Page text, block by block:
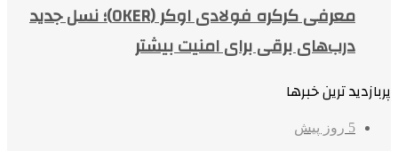
معرفی کرکره فولادی اوکر (OKER)؛ نسل جدید
درب‌های برقی برای امنیت بیشتر
پربازدید ترین خبرها
5 روز پیش